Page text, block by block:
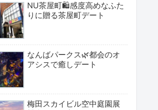
NU茶屋町🛍感度高めなふた
りに贈る茶屋町デート
なんばパークス🌿都会のオ
アシスで癒しデート
梅田スカイビル空中庭園展